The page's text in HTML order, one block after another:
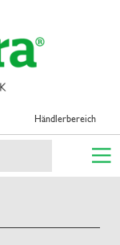
Händlerbereich